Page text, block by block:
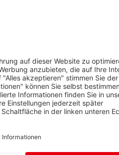
unseren eigenen
Mann-Handling.
Zeitpunkt für die
wegen eines